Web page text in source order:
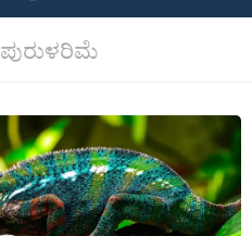
ಪುರುಳರಿಮೆ